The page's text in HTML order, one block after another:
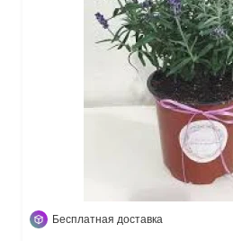
Бесплатная доставка